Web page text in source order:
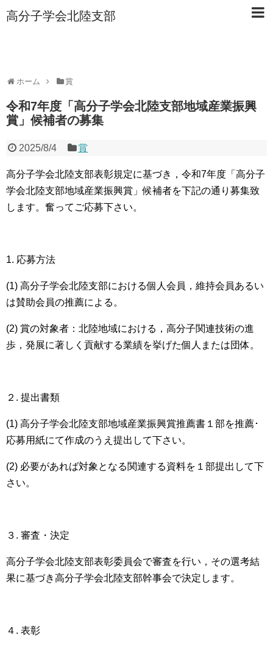
高分子学会北陸支部
ホーム 賞
令和7年度「高分子学会北陸支部地域産業振興
賞」候補者の募集
2025/8/4 賞
高分子学会北陸支部表彰規定に基づき，令和7年度「高分子
学会北陸支部地域産業振興賞」候補者を下記の通り募集致
します。奮ってご応募下さい。
1. 応募方法
(1) 高分子学会北陸支部における個人会員，維持会員あるい
は賛助会員の推薦による。
(2) 賞の対象者：北陸地域における，高分子関連技術の進
歩，発展に著しく貢献する業績を挙げた個人または団体。
２. 提出書類
(1) 高分子学会北陸支部地域産業振興賞推薦書１部を推薦･
応募用紙にて作成のうえ提出して下さい。
(2) 必要があれば対象となる関連する資料を１部提出して下
さい。
３. 審査・決定
高分子学会北陸支部表彰委員会で審査を行い，その選考結
果に基づき高分子学会北陸支部幹事会で決定します。
４. 表彰